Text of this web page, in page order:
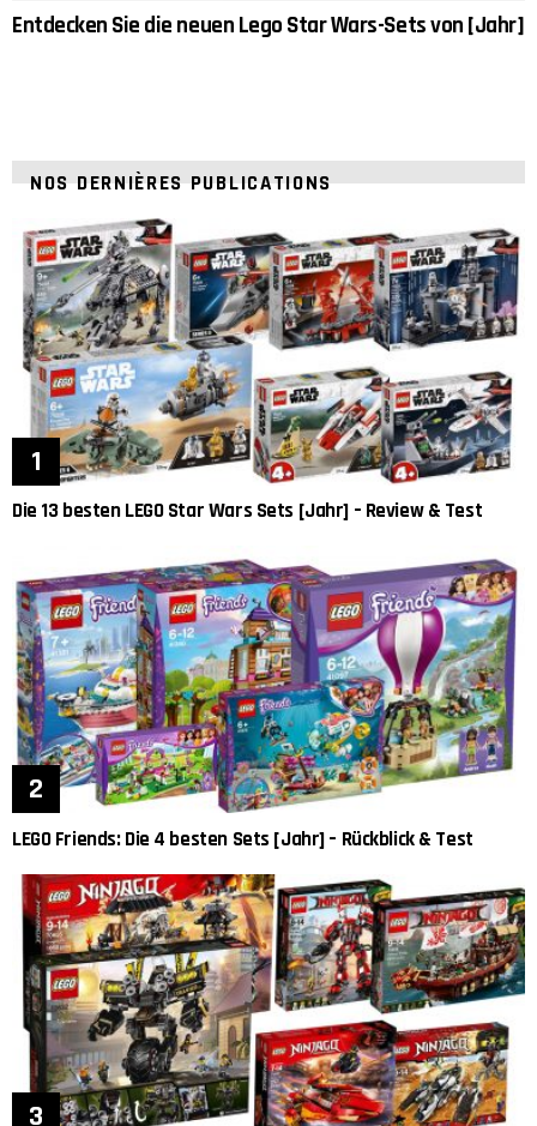
Entdecken Sie die neuen Lego Star Wars-Sets von [Jahr]
NOS DERNIÈRES PUBLICATIONS
Die 13 besten LEGO Star Wars Sets [Jahr] – Review & Test
LEGO Friends: Die 4 besten Sets [Jahr] – Rückblick & Test